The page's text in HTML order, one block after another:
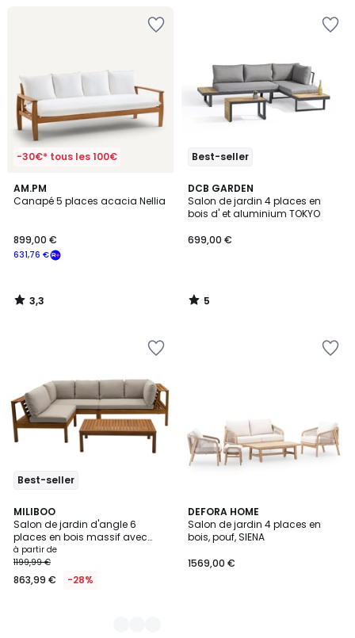
-30€* tous les 100€
AM.PM
Canapé 5 places acacia Nellia
631,76 €
899,00 €
3,3
/ 5
3,3
/
Best-seller
DCB GARDEN
Salon de jardin 4 places en
bois d' et aluminium TOKYO
699,00 €
5
/
5
5
/
Best-seller
MILIBOO
Salon de jardin d'angle 6
places en bois massif avec
coussins déhoussables taupe
BELIZE
à partir de
1199,99 €
863,99 € -28%
2
Couleurs
DEFORA HOME
Salon de jardin 4 places en
bois, pouf, SIENA
1569,00 €